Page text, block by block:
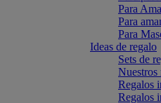
Para
Para
Para
Ideas de regalo
Sets de
Nuestros
Regalos
Regalos